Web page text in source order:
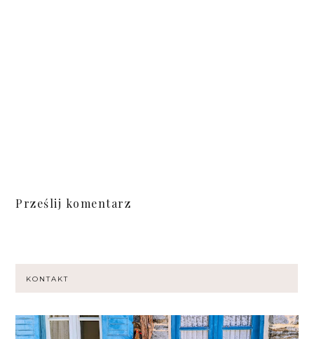
Prześlij komentarz
KONTAKT